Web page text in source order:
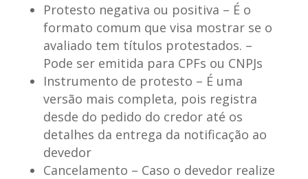
Protesto negativa ou positiva – É o
formato comum que visa mostrar se o
avaliado tem títulos protestados. –
Pode ser emitida para CPFs ou CNPJs
Instrumento de protesto – É uma
versão mais completa, pois registra
desde do pedido do credor até os
detalhes da entrega da notificação ao
devedor
Cancelamento – Caso o devedor realize